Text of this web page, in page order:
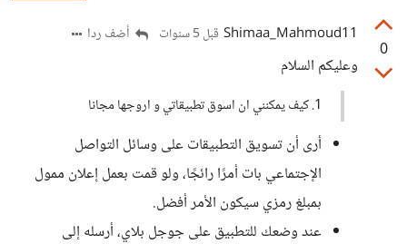
0
Shimaa_Mahmoud11 قبل 5 سنوات أضف ردا
وعليكم السلام
1. كيف يمكنني ان اسوق تطبيقاتي و اروجها مجانا
أرى أن تسويق التطبيقات على وسائل التواصل
الإجتماعي بات أمرًا رائجًا، ولو قمت بعمل إعلان ممول
بمبلغ رمزي سيكون الأمر أفضل.
عند وضعك للتطبيق على جوجل بلاي، أرسله إلى